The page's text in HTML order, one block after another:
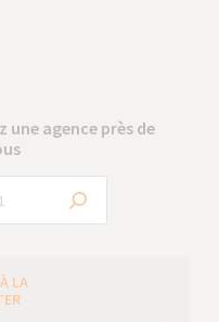
une agence près de
LA